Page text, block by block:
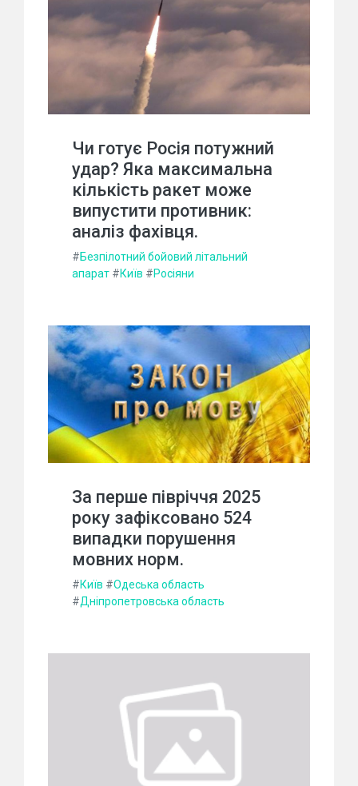
Чи готує Росія потужний
удар? Яка максимальна
кількість ракет може
випустити противник:
аналіз фахівця.
#Безпілотний бойовий літальний
апарат #Київ #Росіяни
За перше півріччя 2025
року зафіксовано 524
випадки порушення
мовних норм.
#Київ #Одеська область
#Дніпропетровська область